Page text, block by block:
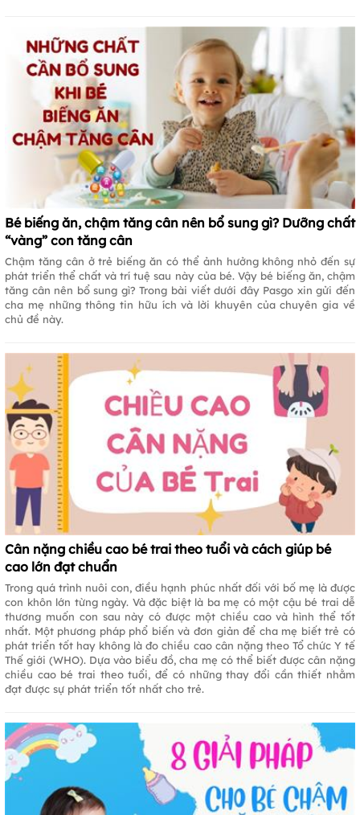
Bé biếng ăn, chậm tăng cân nên bổ sung gì? Dưỡng chất
“vàng” con tăng cân
Chậm tăng cân ở trẻ biếng ăn có thể ảnh hưởng không nhỏ đến sự
phát triển thể chất và trí tuệ sau này của bé. Vậy bé biếng ăn, chậm
tăng cân nên bổ sung gì? Trong bài viết dưới đây Pasgo xin gửi đến
cha mẹ những thông tin hữu ích và lời khuyên của chuyên gia về
chủ đề này.
Cân nặng chiều cao bé trai theo tuổi và cách giúp bé
cao lớn đạt chuẩn
Trong quá trình nuôi con, điều hạnh phúc nhất đối với bố mẹ là được
con khôn lớn từng ngày. Và đặc biệt là ba mẹ có một cậu bé trai dễ
thương muốn con sau này có được một chiều cao và hình thể tốt
nhất. Một phương pháp phổ biến và đơn giản để cha mẹ biết trẻ có
phát triển tốt hay không là đo chiều cao cân nặng theo Tổ chức Y tế
Thế giới (WHO). Dựa vào biểu đồ, cha mẹ có thể biết được cân nặng
chiều cao bé trai theo tuổi, để có những thay đổi cần thiết nhằm
đạt được sự phát triển tốt nhất cho trẻ.